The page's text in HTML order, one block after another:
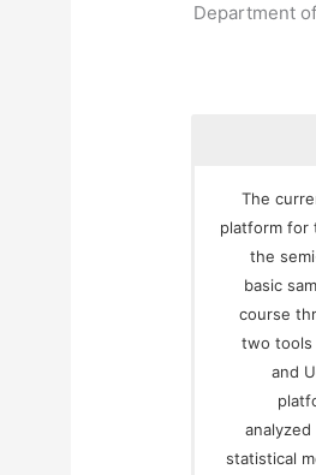
Department
The
platform for
the
basic
course
two tools
and
statistical